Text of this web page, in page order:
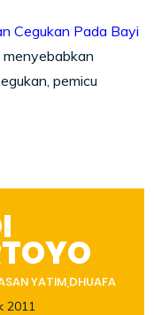
Cegukan Pada Bayi
pemicu
YATIM,DHUAFA
2011